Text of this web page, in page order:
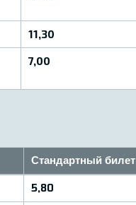
11,30
7,00
Стандартный билет
5,80